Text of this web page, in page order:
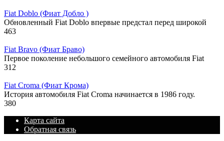
Fiat Doblo (Фиат Добло )
Обновленный Fiat Doblo впервые предстал перед широкой
463
Fiat Bravo (Фиат Браво)
Первое поколение небольшого семейного автомобиля Fiat
312
Fiat Croma (Фиат Крома)
История автомобиля Fiat Croma начинается в 1986 году.
380
Карта сайта
Обратная связь